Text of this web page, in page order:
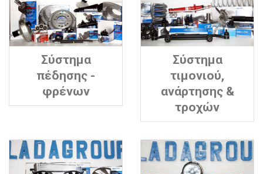
Σύστημα
πέδησης -
φρένων
Σύστημα
τιμονιού,
ανάρτησης &
τροχών